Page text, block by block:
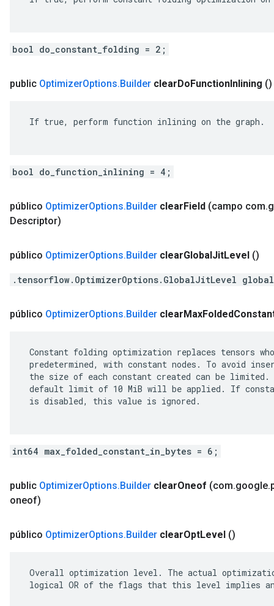
bool do_constant_folding = 2;
public OptimizerOptions.Builder clearDoFunctionInlining ()
If true, perform function inlining on the graph.
bool do_function_inlining = 4;
público OptimizerOptions.Builder clearField (campo com.
Descriptor)
público OptimizerOptions.Builder clearGlobalJitLevel ()
.tensorflow.OptimizerOptions.GlobalJitLevel
público OptimizerOptions.Builder clearMaxFolded
Constant folding optimization replaces tensors
predetermined, with constant nodes. To avoid
the size of each constant created can be
default limit of 10 MiB will be applied. If
is disabled, this value is ignored.
int64 max_folded_constant_in_bytes = 6;
public OptimizerOptions.Builder clearOneof (com.google.
oneof)
público OptimizerOptions.Builder clearOptLevel ()
Overall optimization level. The actual
logical OR of the flags that this level implies